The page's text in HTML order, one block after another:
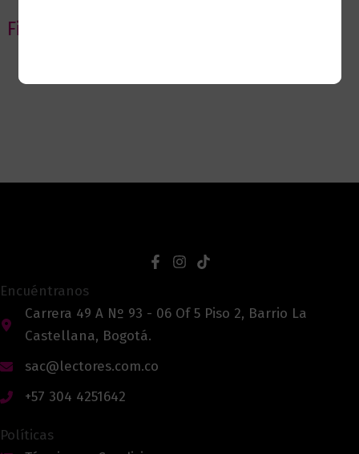
Filtrar por editorial
Encuéntranos
Carrera 49 A Nº 93 - 06 Of 5 Piso 2, Barrio La
Castellana, Bogotá.
sac@lectores.com.co
+57 304 4251642
Políticas